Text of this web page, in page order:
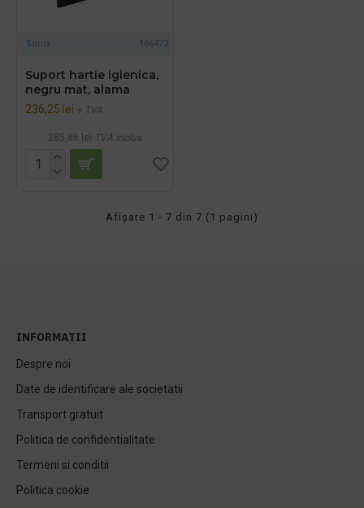
Sonia 166473
Suport hartie igienica,
negru mat, alama
236,25 lei + TVA
285,86 lei TVA inclus
Afişare 1 - 7 din 7 (1 pagini)
INFORMATII
Despre noi
Date de identificare ale societatii
Transport gratuit
Politica de confidentialitate
Termeni si conditii
Politica cookie